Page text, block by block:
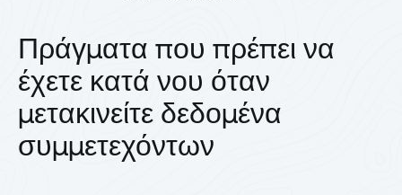
Πράγματα που πρέπει να
έχετε κατά νου όταν
μετακινείτε δεδομένα
συμμετεχόντων